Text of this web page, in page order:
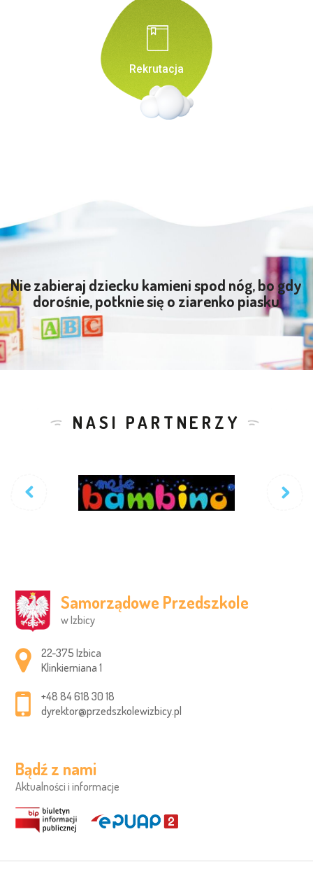
Rekrutacja
Nie zabieraj dziecku kamieni spod nóg, bo gdy
dorośnie, potknie się o ziarenko piasku
NASI PARTNERZY
Samorządowe Przedszkole
w Izbicy
Adres pocztowy:
22-375 Izbica
Klinkierniana 1
+48 84 618 30 18
dyrektor@przedszkolewizbicy.pl
Bądź z nami
Aktualności i informacje